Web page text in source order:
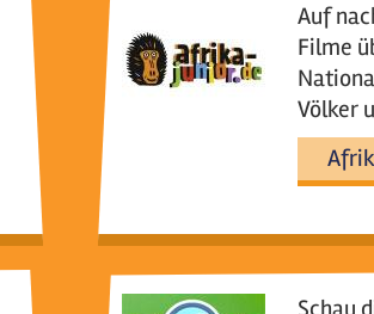
Auf
Filme
Völker